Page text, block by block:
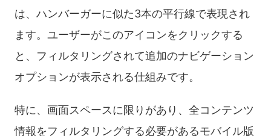
は、ハンバーガーに似た3本の平行線で表現され
ます。ユーザーがこのアイコンをクリックする
と、フィルタリングされて追加のナビゲーション
オプションが表示される仕組みです。
特に、画面スペースに限りがあり、全コンテンツ
情報をフィルタリングする必要があるモバイル版